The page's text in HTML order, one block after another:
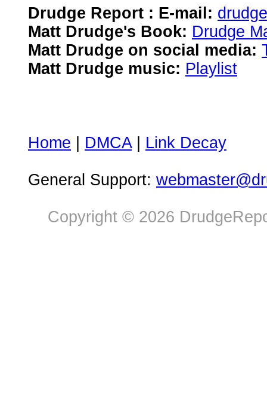
Drudge Report : E-mail:
Matt Drudge's Book: Drudge
Matt Drudge on social media:
Matt Drudge music: Playlist
Home DMCA| Link Decay
General Support:
Copyright © 2026